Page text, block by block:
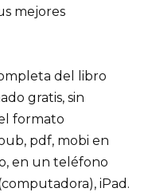
mejores
del libro
gratis, sin
formato
pdf, mobi en
en un teléfono
iPad.